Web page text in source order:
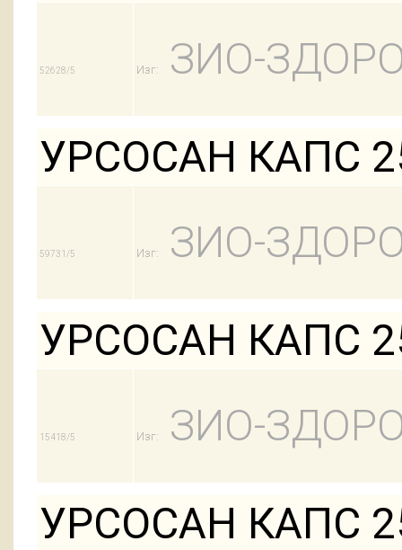
52628/5 Изг:
ЗИО-
УРСОСАН КАПС
59731/5 Изг:
ЗИО-
УРСОСАН КАПС
15418/5 Изг:
ЗИО-
УРСОСАН КАПС